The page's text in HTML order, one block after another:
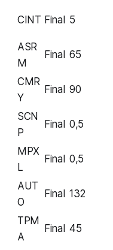
CINT Final 5
ASR
M
Final 65
CMR
Y
Final 90
SCN
P
Final 0,5
MPX
L
Final 0,5
AUT
O
Final 132
TPM
A
Final 45